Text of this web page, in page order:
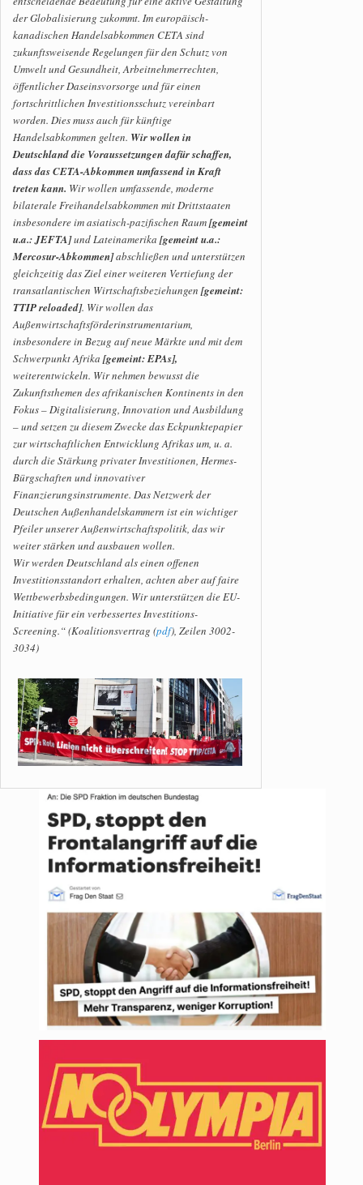
der Globalisierung zukommt. Im europäisch-
kanadischen Handelsabkommen CETA sind
zukunftsweisende Regelungen für den Schutz von
Umwelt und Gesundheit, Arbeitnehmerrechten,
öffentlicher Daseinsvorsorge und für einen
fortschrittlichen Investitionsschutz vereinbart
worden. Dies muss auch für künftige
Handelsabkommen gelten. Wir wollen in
Deutschland die Voraussetzungen dafür schaffen,
dass das CETA-Abkommen umfassend in Kraft
treten kann. Wir wollen umfassende, moderne
bilaterale Freihandelsabkommen mit Drittstaaten
insbesondere im asiatisch-pazifischen Raum[gemeint
u.a.: JEFTA]und Lateinamerika [gemeint u.a.:
Mercosur-Abkommen]abschließen und unterstützen
gleichzeitig das Ziel einer weiteren Vertiefung der
transatlantischen Wirtschaftsbeziehungen [gemeint:
TTIP reloaded]. Wir wollen das
Außenwirtschaftsförderinstrumentarium,
insbesondere in Bezug auf neue Märkte und mit dem
Schwerpunkt Afrika [gemeint: EPAs],
weiterentwickeln. Wir nehmen bewusst die
Zukunftsthemen des afrikanischen Kontinents in den
Fokus – Digitalisierung, Innovation und Ausbildung
– und setzen zu diesem Zwecke das Eckpunktepapier
zur wirtschaftlichen Entwicklung Afrikas um, u. a.
durch die Stärkung privater Investitionen, Hermes-
Bürgschaften und innovativer
Finanzierungsinstrumente. Das Netzwerk der
Deutschen Außenhandelskammern ist ein wichtiger
Pfeiler unserer Außenwirtschaftspolitik, das wir
weiter stärken und ausbauen wollen.
Wir werden Deutschland als einen offenen
Investitionsstandort erhalten, achten aber auf faire
Wettbewerbsbedingungen. Wir unterstützen die EU-
Initiative für ein verbessertes Investitions-
Screening.“ (Koalitionsvertrag (pdf), Zeilen 3002-
3034)